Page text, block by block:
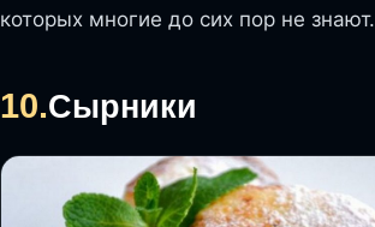
которых многие до сих пор не знают.
10.Сырники